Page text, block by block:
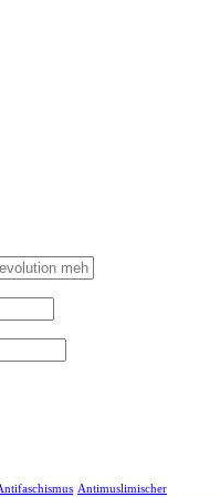
Antimuslimischer